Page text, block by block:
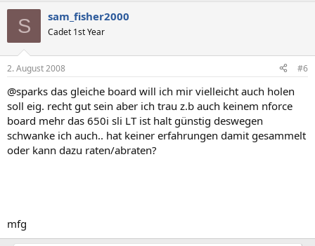
S sam_fisher2000
Cadet 1st Year
2. August 2008 #6
@sparks das gleiche board will ich mir vielleicht auch holen
soll eig. recht gut sein aber ich trau z.b auch keinem nforce
board mehr das 650i sli LT ist halt günstig deswegen
schwanke ich auch.. hat keiner erfahrungen damit gesammelt
oder kann dazu raten/abraten?
mfg